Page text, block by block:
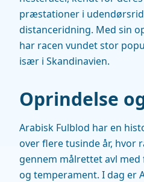
præstationer i
distanceridning. Med sin
har racen vundet stor
især i Skandinavien.
Oprindelse
Arabisk Fulblod har en
over flere tusinde år, hvor
gennem målrettet avl
og temperament. I dag er